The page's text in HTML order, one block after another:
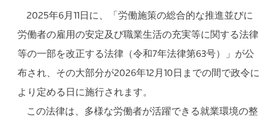
2025年6月11日に、「労働施策の総合的な推進並びに
労働者の雇用の安定及び職業生活の充実等に関する法律
等の一部を改正する法律（令和7年法律第63号）」が公
布され、その大部分が2026年12月10日までの間で政令に
より定める日に施行されます。
この法律は、多様な労働者が活躍できる就業環境の整